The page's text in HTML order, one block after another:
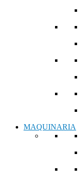
MAQUINARIA